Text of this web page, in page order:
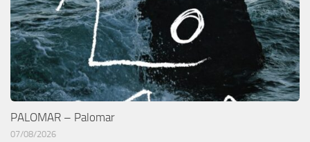
PALOMAR – Palomar
07/08/2026